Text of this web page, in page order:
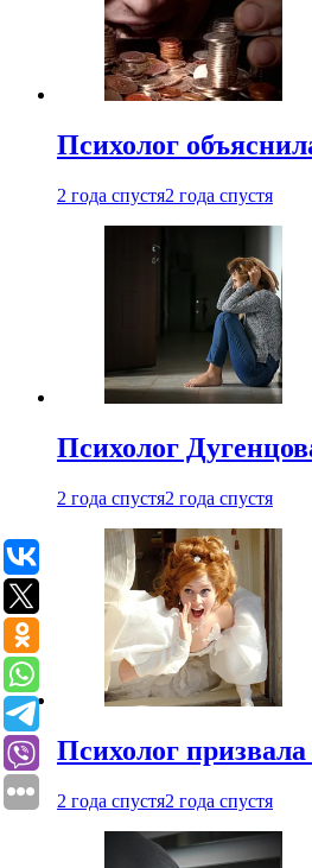
Психолог
2 года спустя2 года спустя
Психолог
2 года спустя2 года спустя
Психолог
2 года спустя2 года спустя